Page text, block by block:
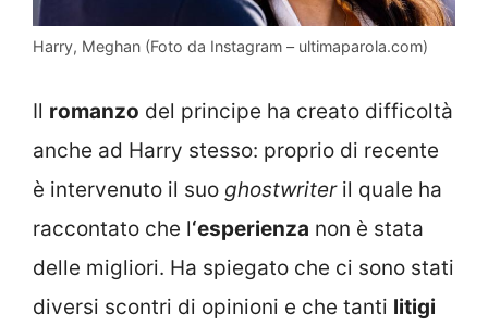
Harry, Meghan (Foto da Instagram – ultimaparola.com)
Il romanzo del principe ha creato difficoltà
anche ad Harry stesso: proprio di recente
è intervenuto il suo ghostwriteril quale ha
raccontato che l‘esperienza non è stata
delle migliori. Ha spiegato che ci sono stati
diversi scontri di opinioni e che tanti litigi